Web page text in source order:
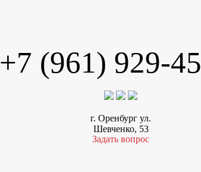
+7 (961) 929-
г. Оренбург ул.
Шевченко, 53
Задать вопрос